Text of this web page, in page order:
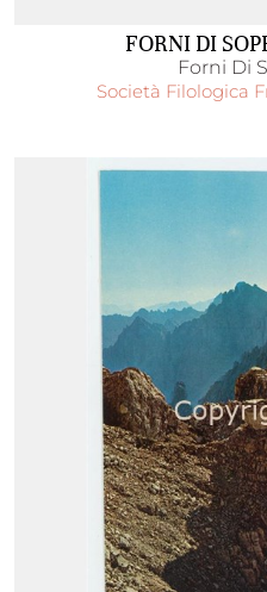
FORNI DI
Forni Di
Società Filologica